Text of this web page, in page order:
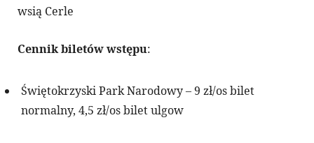
wsią Cerle
Cennik biletów wstępu:
Świętokrzyski Park Narodowy – 9 zł/os bilet
normalny, 4,5 zł/os bilet ulgow